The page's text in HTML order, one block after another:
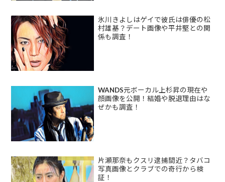
氷川きよしはゲイで彼氏は俳優の松
村雄基？デート画像や平井堅との関
係も調査！
WANDS元ボーカル上杉昇の現在や
顔画像を公開！結婚や脱退理由はな
ぜかも調査！
片瀬那奈もクスリ逮捕間近？タバコ
写真画像とクラブでの奇行から検
証！